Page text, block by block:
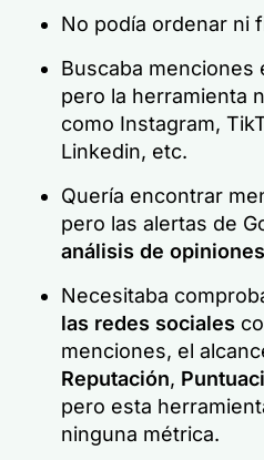
No podía ordenar ni
Buscaba menciones
pero la herramienta
como Instagram,
Linkedin, etc.
Quería encontrar
pero las alertas de
análisis de opiniones
Necesitaba
las redes sociales
menciones, el
Reputación,
pero esta
ninguna métrica.